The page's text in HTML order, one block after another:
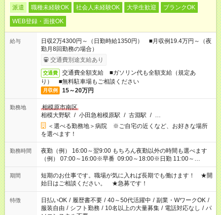
派遣 職種未経験OK 社会人未経験OK 大学生歓迎
ブランクOK
WEB登録・面接OK
給与
日収2万4300円～（日勤時給1350円） ■月収例19.4万円～（夜
勤月8回勤務の場合）
交通費別途支給あり
交通費
交通費全額支給 ■ガソリン代も全額支給（規定あ
り） ■無料駐車場もご相談ください
月収例 15～20万円
勤務地
相模原市南区
相模大野駅 / 小田急相模原駅 / 古淵駅 / …
＜選べる勤務地＞病院 ※ご自宅の近くなど、お好きな場所
を選べます！
勤務時間
夜勤（例） 16:00～翌9:00 もちろん夜勤以外の時間も選べます
（例） 07:00～16:00※早番 09:00～18:00※日勤 11:00～
20:00※遅番 ※時間は、固定・選べる施設もあるので、ご希望が
あれば調整できます！ ※シフト制。勤務地により実働時間が異
なります。★家庭の都合でお休みが必要な場合も遠慮なくご相談
ください。
期間
短期のお仕事です。職場が気に入れば長期でも働けます！ ★開
始日はご相談ください。 ★急募です！
特徴 日払いOK / 履歴書不要 / 40～50代活躍中 / 副業・WワークOK /
服装自由 / シフト勤務 / 10名以上の大量募集 / 電話対応なし / パ